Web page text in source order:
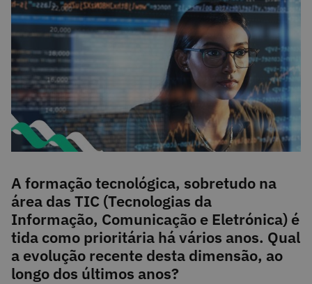
A formação tecnológica, sobretudo na
área das TIC (Tecnologias da
Informação, Comunicação e Eletrónica) é
tida como prioritária há vários anos. Qual
a evolução recente desta dimensão, ao
longo dos últimos anos?